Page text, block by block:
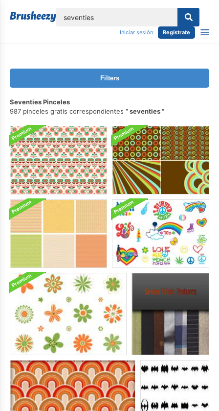
Iniciar sesión Regístrate
Filters
Seventies Pinceles
987 pinceles gratis correspondientes
seventies